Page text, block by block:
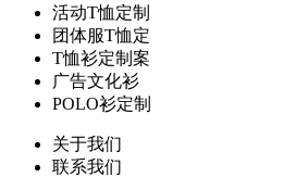
活动T恤定制
团体服T恤定
T恤衫定制案
广告文化衫
POLO衫定制
关于我们
联系我们